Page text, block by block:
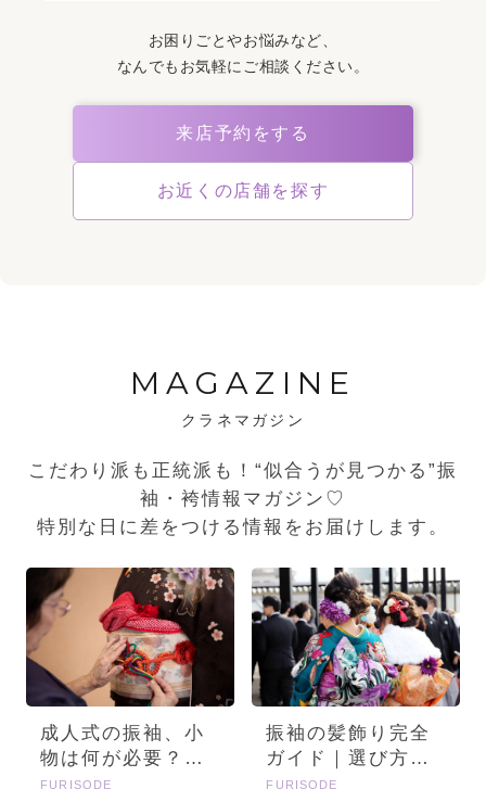
お困りごとやお悩みなど、
なんでもお気軽にご相談ください。
来店予約をする
お近くの店舗を探す
MAGAZINE
クラネマガジン
こだわり派も正統派も！“似合うが見つかる”振
袖・袴情報マガジン♡
特別な日に差をつける情報をお届けします。
成人式の振袖、小
物は何が必要？画
像とセットで詳し
FURISODE
振袖の髪飾り完全
ガイド｜選び方・
種類・トレンドを
FURISODE